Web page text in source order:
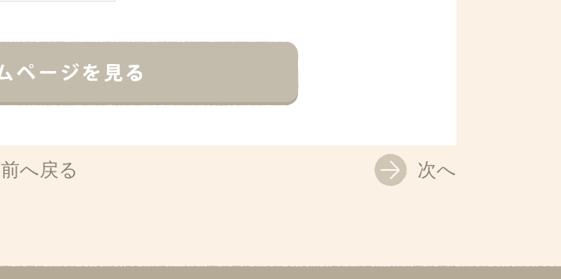
次へ
前へ戻る